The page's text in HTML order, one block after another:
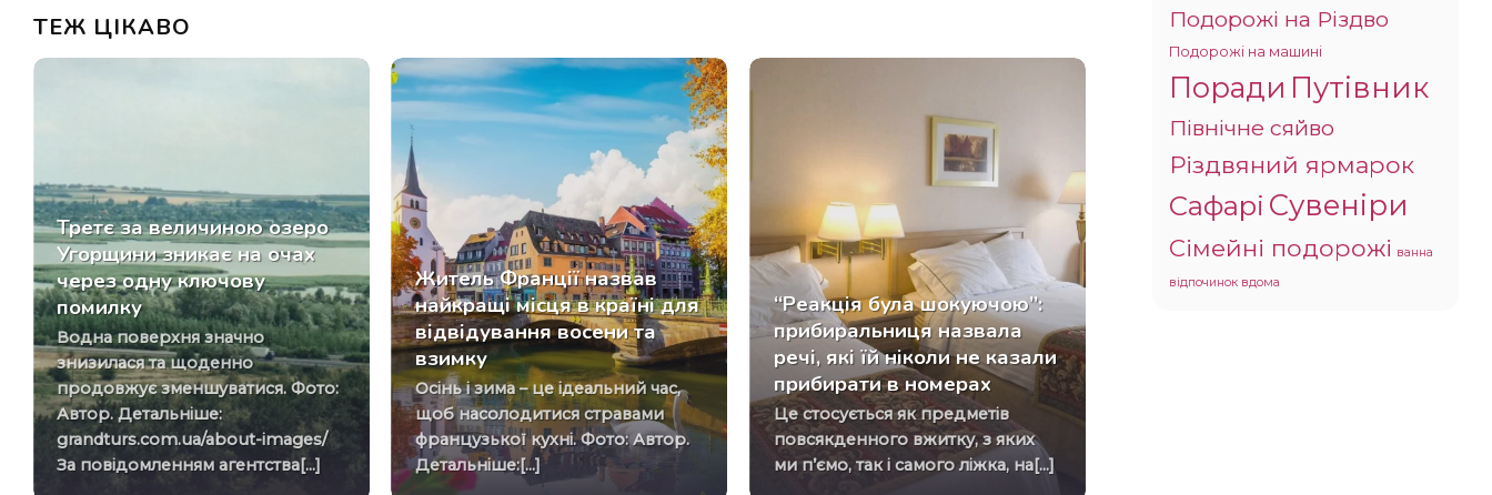
ТЕЖ ЦІКАВО
Третє за величиною озеро
Угорщини зникає на очах
через одну ключову
помилку
Водна поверхня значно
знизилася та щоденно
продовжує зменшуватися. Фото:
Автор. Детальніше:
grandturs.com.ua/about-images/
За повідомленням агентства[...]
Житель Франції назвав
найкращі місця в країні для
відвідування восени та
взимку
Осінь і зима – це ідеальний час,
щоб насолодитися стравами
французької кухні. Фото: Автор.
Детальніше:[...]
“Реакція була шокуючою”:
прибиральниця назвала
речі, які їй ніколи не казали
прибирати в номерах
Це стосується як предметів
повсякденного вжитку, з яких
ми п’ємо, так і самого ліжка, на[...]
“Занадто багато туристів”:
Греція запроваджує
жорсткі нові правила для
Подорожі на Різдво
Подорожі на машині
Поради Путівник
Північне сяйво
Різдвяний ярмарок
Сафарі Сувеніри
Сімейні подорожі ванна
відпочинок вдома